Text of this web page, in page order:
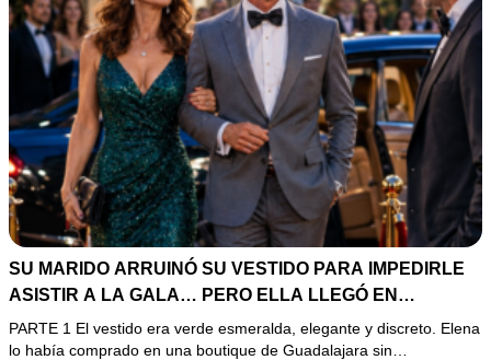
SU MARIDO ARRUINÓ SU VESTIDO PARA IMPEDIRLE
ASISTIR A LA GALA… PERO ELLA LLEGÓ EN
LIMUSINA COMO INVITADA DE HONOR DEL DUEÑO DE
LA EMPRESA
PARTE 1 El vestido era verde esmeralda, elegante y discreto. Elena
lo había comprado en una boutique de Guadalajara sin…